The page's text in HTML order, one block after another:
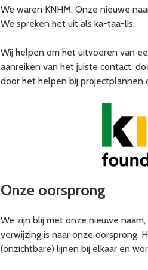
We waren KNHM. Onze nieuwe
We spreken het uit als ka-taa-lis.
Wij helpen om het uitvoeren van
aanreiken van het juiste contact,
door het helpen bij projectplannen
Onze oorsprong
We zijn blij met onze nieuwe
verwijzing is naar onze oorsprong.
(onzichtbare) lijnen bij elkaar en